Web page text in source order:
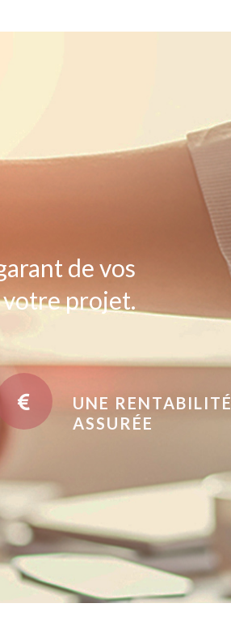
de vos
votre projet.
UNE RENTABILITÉ
ASSURÉE